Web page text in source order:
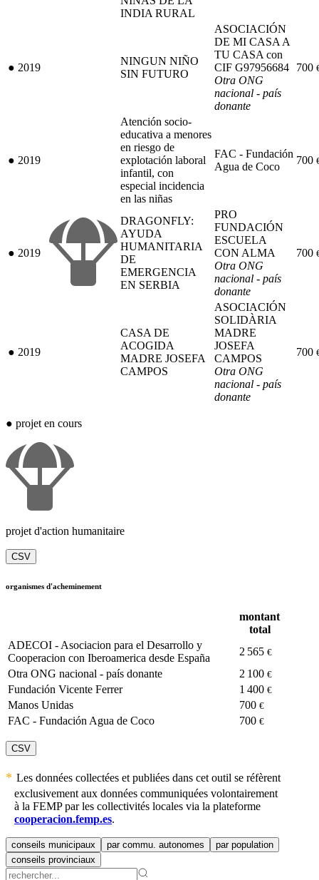
INDIA RURAL
● 2019
NINGUN NIÑO
SIN FUTURO
ASOCIACIÓN
DE MI CASA A
TU CASA con
CIF G97956684
Otra ONG
nacional - país
donante
700
● 2019
Atención socio-
educativa a menores
en riesgo de
explotación laboral
infantil, con
especial incidencia
en las niñas
FAC - Fundación
Agua de Coco
700
● 2019
DRAGONFLY:
AYUDA
HUMANITARIA
DE
EMERGENCIA
EN SERBIA
PRO
FUNDACIÓN
ESCUELA
CON ALMA
Otra ONG
nacional - país
donante
700
● 2019
CASA DE
ACOGIDA
MADRE JOSEFA
CAMPOS
ASOCIACIÓN
SOLIDÀRIA
MADRE
JOSEFA
CAMPOS
Otra ONG
nacional - país
donante
700
● projet en cours
projet d'action humanitaire
CSV
organismes d'acheminement
montant
total
ADECOI - Asociacion para el Desarrollo y
Cooperacion con Iberoamerica desde España
2 565 €
Otra ONG nacional - país donante 2 100 €
Fundación Vicente Ferrer 1 400 €
Manos Unidas 700 €
FAC - Fundación Agua de Coco 700 €
CSV
Les données collectées et publiées dans cet outil se réfèrent
exclusivement aux données communiquées volontairement
à la FEMP par les collectivités locales via la plateforme
cooperacion.femp.es.
conseils municipaux par commu. autonomes
par population
conseils provinciaux